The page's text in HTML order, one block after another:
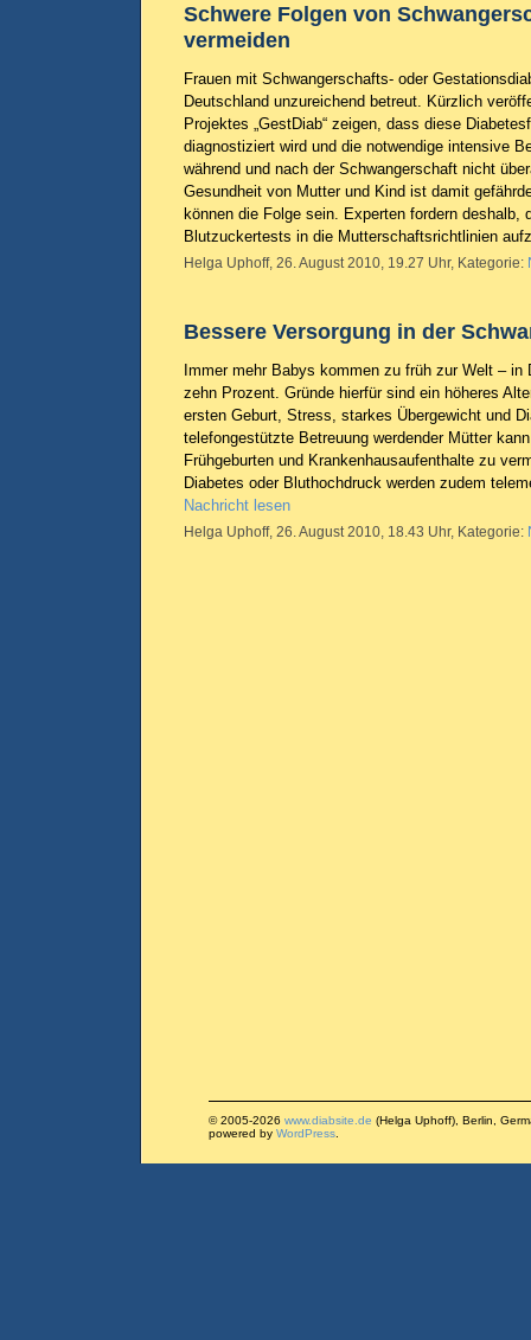
Schwere Folgen von
vermeiden
Frauen mit Schwangerschafts- oder
Deutschland unzureichend betreut. Kürzlich
Projektes „GestDiab“ zeigen, dass diese
diagnostiziert wird und die notwendige intensive
während und nach der Schwangerschaft nicht
Gesundheit von Mutter und Kind ist damit
können die Folge sein. Experten fordern deshalb,
Blutzuckertests in die Mutterschaftsrichtlinien
Helga Uphoff, 26. August 2010, 19.27 Uhr, Kategorie:
Bessere Versorgung in der
Immer mehr Babys kommen zu früh zur Welt – in
zehn Prozent. Gründe hierfür sind ein höheres
ersten Geburt, Stress, starkes Übergewicht und
telefongestützte Betreuung werdender Mütter
Frühgeburten und Krankenhausaufenthalte zu
Diabetes oder Bluthochdruck werden zudem
Nachricht lesen
Helga Uphoff, 26. August 2010, 18.43 Uhr, Kategorie:
© 2005-2026 www.diabsite.de (Helga Uphoff), Berlin,
powered by WordPress.